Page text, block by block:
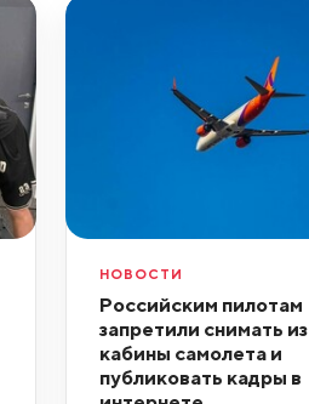
НОВОСТИ
Российским пилотам
запретили снимать из
кабины самолета и
публиковать кадры в